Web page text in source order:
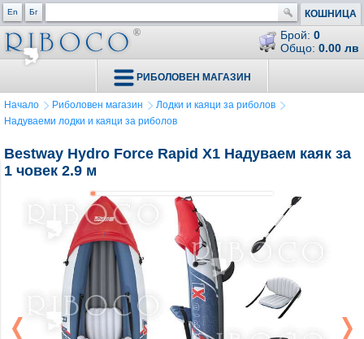
En Бг КОШНИЦА
Брой: 0
Общо: 0.00 лв
РИБОЛОВЕН МАГАЗИН
Начало Риболовен магазин
Лодки и каяци за риболов
Надуваеми лодки и каяци за риболов
Bestway Hydro Force Rapid X1 Надуваем каяк за
1 човек 2.9 м